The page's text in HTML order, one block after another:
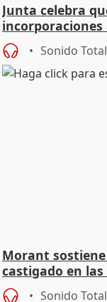
Junta celebra
jóvenes
Sonido
Morant
castigado en
cambio"
Sonido